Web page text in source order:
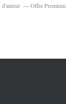
Offre Premium